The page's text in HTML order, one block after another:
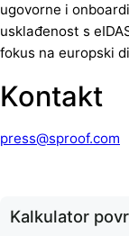
ugovorne i
usklađenost s
fokus na europski
Kontakt
press@sproof.com
Kalkulator